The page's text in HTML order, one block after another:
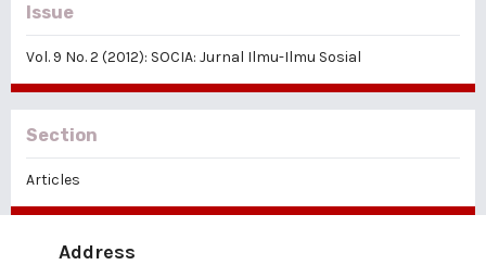
Issue
Vol. 9 No. 2 (2012): SOCIA: Jurnal Ilmu-Ilmu Sosial
Section
Articles
Address